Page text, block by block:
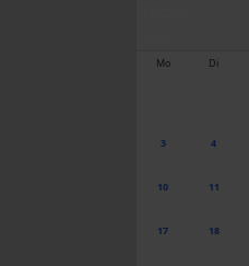
Mo Di
3 4
10 11
17 18